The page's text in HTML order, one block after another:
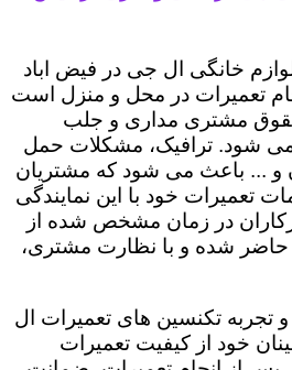
خانگی ال جی در فیض اباد
تعمیرات در محل و منزل است
مشتری مداری و جلب
می شود. ترافیک، مشکلات حمل
و ... باعث می شود که مشتریان
تعمیرات خود با این نمایندگی
در زمان مشخص شده از
شده و با نظارت مشتری،
تجربه تکنسین های تعمیرات ال
خود از کیفیت تعمیرات